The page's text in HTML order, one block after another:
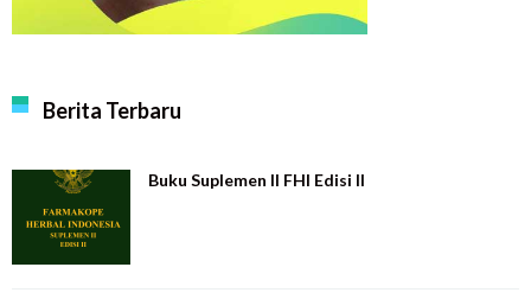
Berita Terbaru
Buku Suplemen II FHI Edisi II